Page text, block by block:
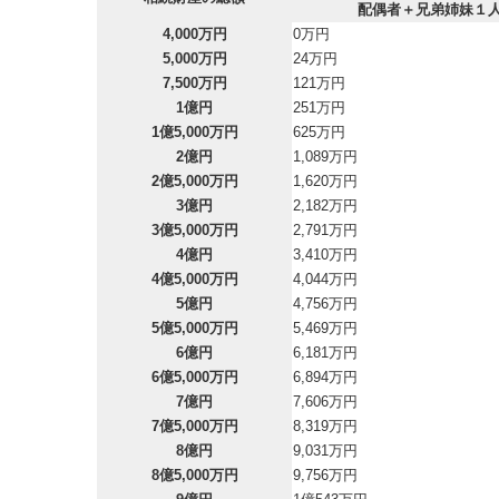
配偶者＋兄弟姉妹１
4,000万円
0万円
5,000万円
24万円
7,500万円
121万円
1億円
251万円
1億5,000万円
625万円
2億円
1,089万円
2億5,000万円
1,620万円
3億円
2,182万円
3億5,000万円
2,791万円
4億円
3,410万円
4億5,000万円
4,044万円
5億円
4,756万円
5億5,000万円
5,469万円
6億円
6,181万円
6億5,000万円
6,894万円
7億円
7,606万円
7億5,000万円
8,319万円
8億円
9,031万円
8億5,000万円
9,756万円